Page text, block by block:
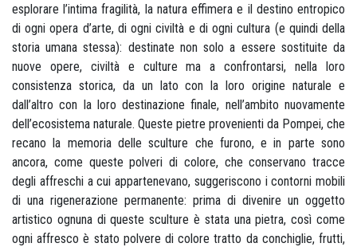
esplorare l’intima fragilità, la natura effimera e il destino entropico
di ogni opera d’arte, di ogni civiltà e di ogni cultura (e quindi della
storia umana stessa): destinate non solo a essere sostituite da
nuove opere, civiltà e culture ma a confrontarsi, nella loro
consistenza storica, da un lato con la loro origine naturale e
dall’altro con la loro destinazione finale, nell’ambito nuovamente
dell’ecosistema naturale. Queste pietre provenienti da Pompei, che
recano la memoria delle sculture che furono, e in parte sono
ancora, come queste polveri di colore, che conservano tracce
degli affreschi a cui appartenevano, suggeriscono i contorni mobili
di una rigenerazione permanente: prima di divenire un oggetto
artistico ognuna di queste sculture è stata una pietra, così come
ogni affresco è stato polvere di colore tratto da conchiglie, frutti,